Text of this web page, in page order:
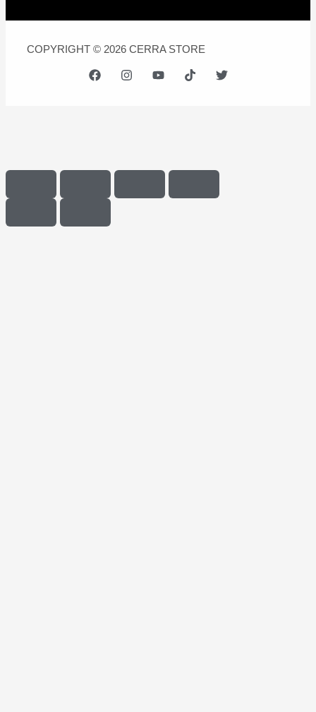
COPYRIGHT © 2026 CERRA STORE